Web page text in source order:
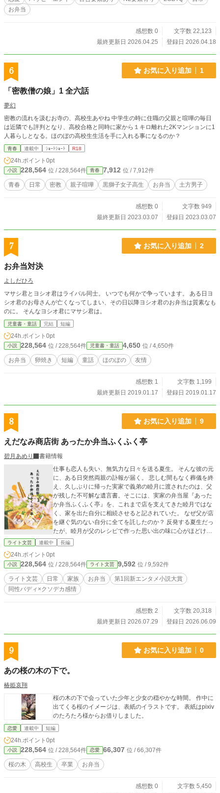
意。一番の理解者である梨々子の手放しの祝福に包まれ、彼
お弁当
感想数 0
文字数 22,123
最終更新日 2026.04.25
登録日 2026.04.18
6 お気に入り追加 1
「密教僧の娘」1 全六話
夢幻
密教の流れを汲むお寺の、高校生あやね 中学生の時に住職の父親と喧嘩の毎日
は近隣でも評判となり、高校合格と同時に家から１キロ離れた2Kマンションに1
人暮らしとなる。ほのぼの高校生生活を手に入れる事になるのか？
青春 連載中 ｼｮｰﾄｼｮｰﾄ R18
24h.ポイント 0pt
小説 228,564 位 / 228,564件 青春 7,912 位 / 7,912件
青春 日常 密教 親子喧嘩 黒獅子女子高生 お弁当 土方男子
感想数 0
文字数 949
最終更新日 2023.03.07
登録日 2023.03.07
7 お気に入り追加 2
お弁当対決
よしだひろ
マサシ君とヨシオ君はライバル同士。 いつでも何かで争っています。 ある日ヨ
シオ君のお母さんが亡くなってしまい、その日以降ヨシオ君のお弁当は質素なも
のに。 そんなヨシオ君にマサシ君は。
児童書・童話 完結 短編
24h.ポイント 0pt
小説 228,564 位 / 228,564件 児童書・童話 4,650 位 / 4,650件
お弁当 卵焼き 短編 童話 ほのぼの 友情
感想数 1
文字数 1,199
最終更新日 2019.01.17
登録日 2019.01.17
8 お気に入り追加 9
えだなみ商店街 あったか弁当ふくふく亭
碧月あめり
書籍情報
仕事も恋人も失い、無気力な日々を送る夏生。 そんな彼の元
に、ある日突然両親の訃報が届く。 悲しむ間もなく葬儀を終
え、久しぶりに帰った実家で義弟の睦月に渡されたのは、父
が残した不可解な遺言書。そこには、実家の弁当屋『あった
か弁当ふくふく亭』を、これまで店を支えてきた睦月ではな
く、家を出た自分に相続させると記されていた。 なぜ父が店
を継ぐ気のない自分に全てを託したのか？ 反発する夏生だっ
たが、睦月が父のレシピで作った思い出の味に心がほどけ
る。 父の遺言どおり弁当屋を引き継ぐことを決めた夏生は、
ライト文芸 連載中 長編
24h.ポイント 0pt
小説 228,564 位 / 228,564件 ライト文芸 9,592 位 / 9,592件
ライト文芸 日常 家族 お弁当
第1回新エンタメ小説大賞
同性バディ×クソデカ感情
感想数 2
文字数 20,318
最終更新日 2026.07.29
登録日 2026.06.09
9 お気に入り追加 0
あの桜の木の下で。
椿姫哀翔
桜の木の下で会っていた少年と少女の穏やかな時間。 作中に
出てくる桜のイメージは、表紙のイラストです。 表紙はpixiv
のたろたろ様からお借りしました。
恋愛 連載中 短編
24h.ポイント 0pt
小説 228,564 位 / 228,564件 恋愛 66,307 位 / 66,307件
桜の木 高校生 卒業 お弁当
感想数 0
文字数 5,450